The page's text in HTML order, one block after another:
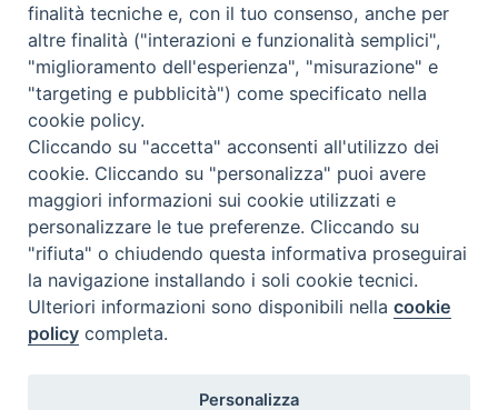
Orario di segreteria
Lunedì 17.30-19.30
Martedì 17.30-19.30
Mercoledì 17.30-19.30
Giovedì 17.30-19.30
Venerdì chiuso
Sabato 9.30-11.30
Privacy e sicurezza
finalità tecniche e, con il tuo consenso, anche per
altre finalità ("interazioni e funzionalità semplici",
"miglioramento dell'esperienza", "misurazione" e
"targeting e pubblicità") come specificato nella
cookie policy.
Cliccando su "accetta" acconsenti all'utilizzo dei
cookie. Cliccando su "personalizza" puoi avere
maggiori informazioni sui cookie utilizzati e
personalizzare le tue preferenze. Cliccando su
"rifiuta" o chiudendo questa informativa proseguirai
la navigazione installando i soli cookie tecnici.
Ulteriori informazioni sono disponibili nellacookie
policy completa.
Personalizza